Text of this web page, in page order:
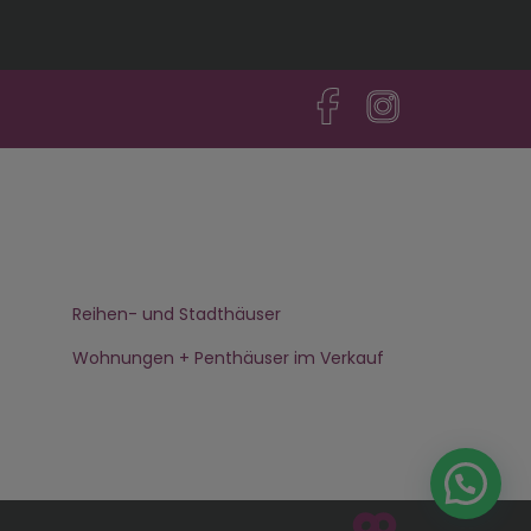
Reihen- und Stadthäuser
Wohnungen + Penthäuser im Verkauf